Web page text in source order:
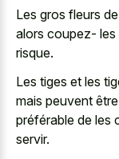
Les gros fleurs
alors coupez-
risque.
Les tiges et les
mais peuvent
préférable de les
servir.